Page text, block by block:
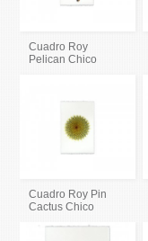
Cuadro Roy
Pelican Chico
Cuadro Roy Pin
Cactus Chico